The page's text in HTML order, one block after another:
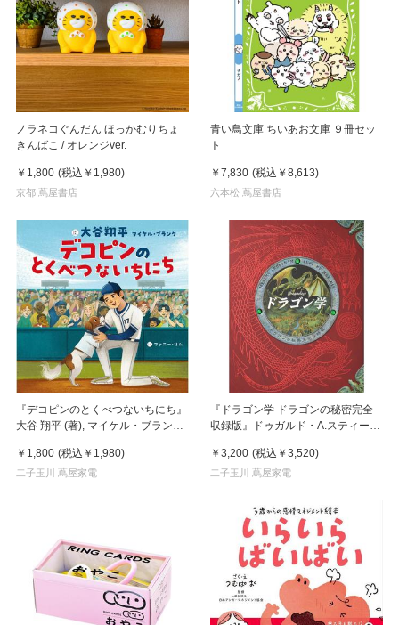
ノラネコぐんだん ほっかむりちょ
きんばこ / オレンジver.
￥1,800 (税込 ￥1,980)
京都 蔦屋書店
青い鳥文庫 ちいあお文庫 ９冊セッ
ト
￥7,830 (税込 ￥8,613)
六本松 蔦屋書店
『デコピンのとくべつないちにち』
大谷 翔平 (著), マイケル・ブランク
中 亜希子 (翻訳)ポプラ社
￥1,800 (税込 ￥1,980)
二子玉川 蔦屋家電
『ドラゴン学 ドラゴンの秘密完全
収録版』ドゥガルド・A.スティール
￥3,200 (税込 ￥3,520)
二子玉川 蔦屋家電